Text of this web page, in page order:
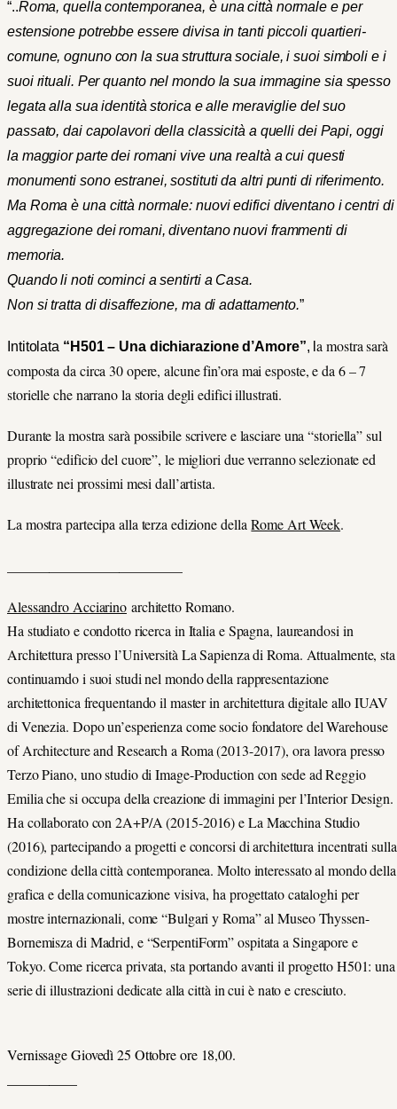
“..Roma, quella contemporanea, è una città normale e per
estensione potrebbe essere divisa in tanti piccoli quartieri-
comune, ognuno con la sua struttura sociale, i suoi simboli e i
suoi rituali. Per quanto nel mondo la sua immagine sia spesso
legata alla sua identità storica e alle meraviglie del suo
passato, dai capolavori della classicità a quelli dei Papi, oggi
la maggior parte dei romani vive una realtà a cui questi
monumenti sono estranei, sostituti da altri punti di riferimento.
Ma Roma è una città normale: nuovi edifici diventano i centri di
aggregazione dei romani, diventano nuovi frammenti di
memoria.
Quando li noti cominci a sentirti a Casa.
Non si tratta di disaffezione, ma di adattamento.”
Intitolata “H501 – Una dichiarazione d’Amore”, la mostra sarà
composta da circa 30 opere, alcune fin’ora mai esposte, e da 6 – 7
storielle che narrano la storia degli edifici illustrati.
Durante la mostra sarà possibile scrivere e lasciare una “storiella” sul
proprio “edificio del cuore”, le migliori due verranno selezionate ed
illustrate nei prossimi mesi dall’artista.
La mostra partecipa alla terza edizione dellaRome Art Week.
Alessandro Acciarino architetto Romano.
Ha studiato e condotto ricerca in Italia e Spagna, laureandosi in
Architettura presso l’Università La Sapienza di Roma. Attualmente, sta
continuamdo i suoi studi nel mondo della rappresentazione
architettonica frequentando il master in architettura digitale allo IUAV
di Venezia. Dopo un’esperienza come socio fondatore del Warehouse
of Architecture and Research a Roma (2013-2017), ora lavora presso
Terzo Piano, uno studio di Image-Production con sede ad Reggio
Emilia che si occupa della creazione di immagini per l’Interior Design.
Ha collaborato con 2A+P/A (2015-2016) e La Macchina Studio
(2016), partecipando a progetti e concorsi di architettura incentrati sulla
condizione della città contemporanea. Molto interessato al mondo della
grafica e della comunicazione visiva, ha progettato cataloghi per
mostre internazionali, come “Bulgari y Roma” al Museo Thyssen-
Bornemisza di Madrid, e “SerpentiForm” ospitata a Singapore e
Tokyo. Come ricerca privata, sta portando avanti il progetto H501: una
serie di illustrazioni dedicate alla città in cui è nato e cresciuto.
Vernissage Giovedì 25 Ottobre ore 18,00.